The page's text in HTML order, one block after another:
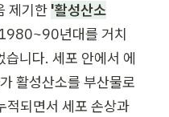
제기한 '활성산소
년대를 거치
습니다. 세포 안에서 에
가 활성산소를 부산물로
적되면서 세포 손상과